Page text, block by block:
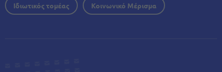
Ιδιωτικός τομέας Κοινωνικό Μέρισμα